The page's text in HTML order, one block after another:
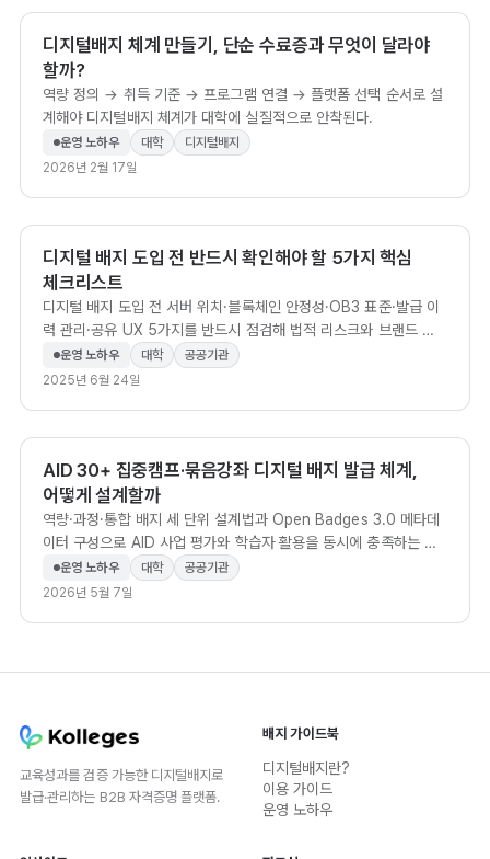
디지털배지 체계 만들기, 단순 수료증과 무엇이 달라야
할까?
역량 정의 → 취득 기준 → 프로그램 연결 → 플랫폼 선택 순서로 설
계해야 디지털배지 체계가 대학에 실질적으로 안착된다.
운영 노하우 대학
디지털배지
2026년 2월 17일
디지털 배지 도입 전 반드시 확인해야 할 5가지 핵심
체크리스트
디지털 배지 도입 전 서버 위치·블록체인 안정성·OB3 표준·발급 이
력 관리·공유 UX 5가지를 반드시 점검해 법적 리스크와 브랜드 신
뢰 하락을 예방하세요.
운영 노하우 대학
공공기관
2025년 6월 24일
AID 30+ 집중캠프·묶음강좌 디지털 배지 발급 체계,
어떻게 설계할까
역량·과정·통합 배지 세 단위 설계법과 Open Badges 3.0 메타데
이터 구성으로 AID 사업 평가와 학습자 활용을 동시에 충족하는 방
법.운영 노하우 대학
공공기관
2026년 5월 7일
교육성과를 검증 가능한 디지털배지로
발급·관리하는 B2B 자격증명 플랫폼.
배지 가이드북
디지털배지란?
이용 가이드
운영 노하우